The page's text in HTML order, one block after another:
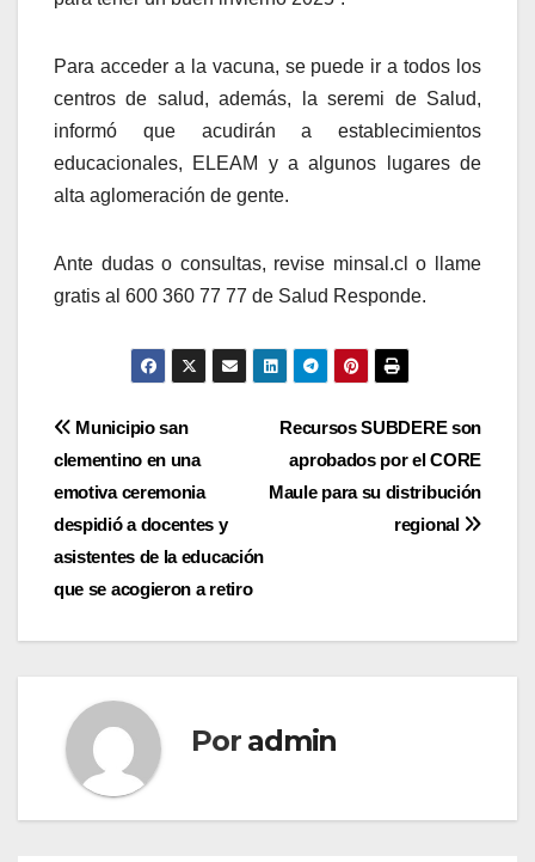
Para acceder a la vacuna, se puede ir a todos los
centros de salud, además, la seremi de Salud,
informó que acudirán a establecimientos
educacionales, ELEAM y a algunos lugares de
alta aglomeración de gente.
Ante dudas o consultas, revise minsal.cl o llame
gratis al 600 360 77 77 de Salud Responde.
Navegación
de
entradas
Recursos SUBDERE son
aprobados por el CORE
Maule para su distribución
regional
Municipio san
clementino en una
emotiva ceremonia
despidió a docentes y
asistentes de la educación
que se acogieron a retiro
Por admin